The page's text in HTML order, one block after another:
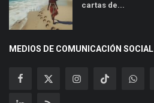
cartas de...
MEDIOS DE COMUNICACIÓN SOCIAL